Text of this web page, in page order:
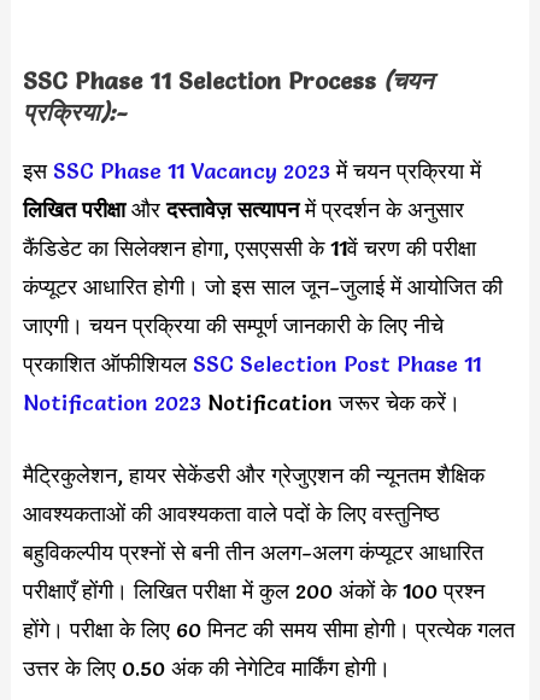
SSC Phase 11 Selection Process (चयन
प्रक्रिया):-
इस SSC Phase 11 Vacancy 2023में चयन प्रक्रिया में
लिखित परीक्षाऔरदस्तावेज़ सत्यापन में प्रदर्शन के अनुसार
कैंडिडेट का सिलेक्शन होगा, एसएससी के 11वें चरण की परीक्षा
कंप्यूटर आधारित होगी। जो इस साल जून-जुलाई में आयोजित की
जाएगी। चयन प्रक्रिया की सम्पूर्ण जानकारी के लिए नीचे
प्रकाशित ऑफीशियल SSC Selection Post Phase 11
Notification 2023Notification जरूर चेक करें।
मैट्रिकुलेशन, हायर सेकेंडरी और ग्रेजुएशन की न्यूनतम शैक्षिक
आवश्यकताओं की आवश्यकता वाले पदों के लिए वस्तुनिष्ठ
बहुविकल्पीय प्रश्नों से बनी तीन अलग-अलग कंप्यूटर आधारित
परीक्षाएँ होंगी। लिखित परीक्षा में कुल 200 अंकों के 100 प्रश्न
होंगे। परीक्षा के लिए 60 मिनट की समय सीमा होगी। प्रत्येक गलत
उत्तर के लिए 0.50 अंक की नेगेटिव मार्किंग होगी।